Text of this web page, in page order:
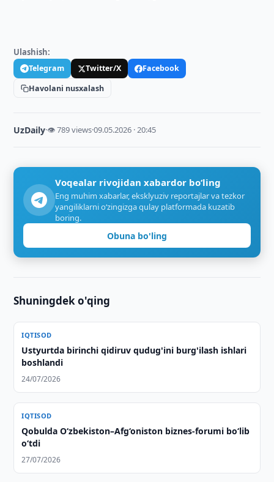
Ulashish:
Telegram Twitter/X
Facebook
Havolani nusxalash
UzDaily·👁 789 views·09.05.2026 · 20:45
Voqealar rivojidan xabardor bo‘ling
Eng muhim xabarlar, eksklyuziv reportajlar va tezkor
yangiliklarni o‘zingizga qulay platformada kuzatib
boring.
Obuna bo'ling
Shuningdek o'qing
IQTISOD
Ustyurtda birinchi qidiruv qudug'ini burg'ilash ishlari
boshlandi
24/07/2026
IQTISOD
Qobulda O‘zbekiston–Afg‘oniston biznes-forumi bo‘lib
o‘tdi
27/07/2026